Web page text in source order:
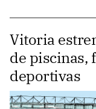
Vitoria
de piscinas,
deportivas